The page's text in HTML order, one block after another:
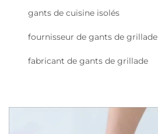
gants de cuisine isolés
fournisseur de gants de grillade
fabricant de gants de grillade